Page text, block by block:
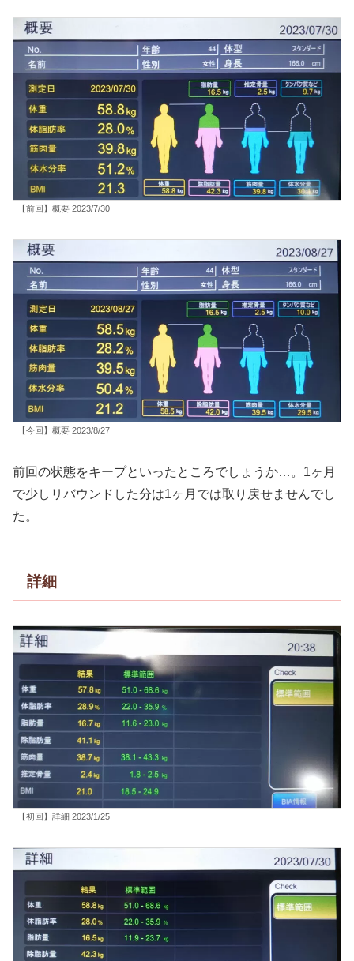
【前回】概要 2023/7/30
【今回】概要 2023/8/27
前回の状態をキープといったところでしょうか…。1ヶ月
で少しリバウンドした分は1ヶ月では取り戻せませんでし
た。
詳細
【初回】詳細 2023/1/25